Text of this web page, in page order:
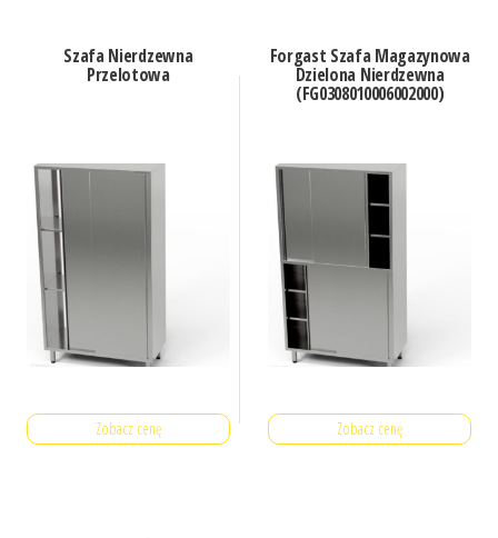
Szafa Nierdzewna
Przelotowa
Zobacz cenę
Forgast Szafa Magazynowa
Dzielona Nierdzewna
(FG0308010006002000)
Zobacz cenę